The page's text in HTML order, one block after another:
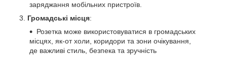
заряджання мобільних пристроїв.
Громадські місця:
Розетка може використовуватися в громадських
місцях, як-от холи, коридори та зони очікування,
де важливі стиль, безпека та зручність